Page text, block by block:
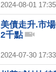
2024-08-01
美債走升.市
2千點
2024-07-30